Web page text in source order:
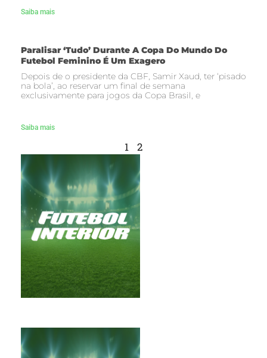
Saiba mais
Paralisar ‘tudo’ Durante A Copa Do Mundo Do
Futebol Feminino É Um Exagero
Depois de o presidente da CBF, Samir Xaud, ter ‘pisado
na bola’, ao reservar um final de semana
exclusivamente para jogos da Copa Brasil, e
Saiba mais
1 2